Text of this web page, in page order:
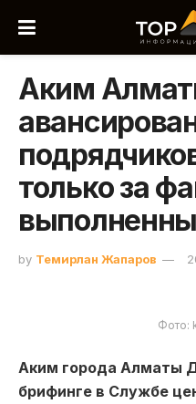
Аким
только за
by Темирлан Жапаров
Фото:
Аким города Алматы
брифинге в Службе